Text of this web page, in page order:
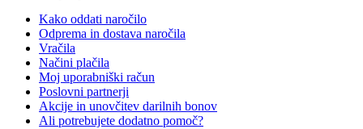
Kako oddati naročilo
Odprema in dostava naročila
Vračila
Načini plačila
Moj uporabniški račun
Poslovni partnerji
Akcije in unovčitev darilnih bonov
Ali potrebujete dodatno pomoč?